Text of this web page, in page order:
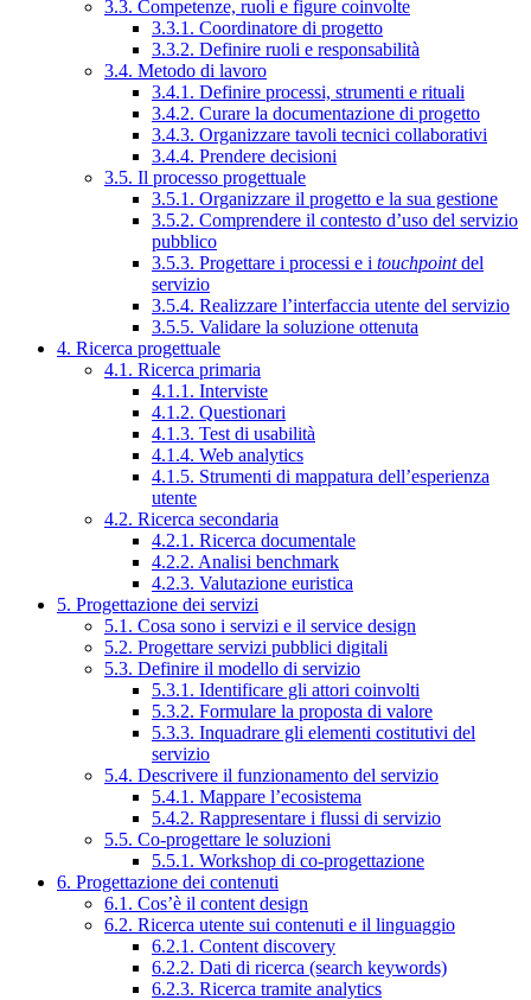
3.3. Competenze, ruoli e figure coinvolte
3.3.1. Coordinatore di progetto
3.3.2. Definire ruoli e responsabilità
3.4. Metodo di lavoro
3.4.1. Definire processi, strumenti e rituali
3.4.2. Curare la documentazione di progetto
3.4.3. Organizzare tavoli tecnici collaborativi
3.4.4. Prendere decisioni
3.5. Il processo progettuale
3.5.1. Organizzare il progetto e la sua gestione
3.5.2. Comprendere il contesto d’uso del servizio
pubblico
3.5.3. Progettare i processi e i touchpointdel
servizio
3.5.4. Realizzare l’interfaccia utente del servizio
3.5.5. Validare la soluzione ottenuta
4. Ricerca progettuale
4.1. Ricerca primaria
4.1.1. Interviste
4.1.2. Questionari
4.1.3. Test di usabilità
4.1.4. Web analytics
4.1.5. Strumenti di mappatura dell’esperienza
utente
4.2. Ricerca secondaria
4.2.1. Ricerca documentale
4.2.2. Analisi benchmark
4.2.3. Valutazione euristica
5. Progettazione dei servizi
5.1. Cosa sono i servizi e il service design
5.2. Progettare servizi pubblici digitali
5.3. Definire il modello di servizio
5.3.1. Identificare gli attori coinvolti
5.3.2. Formulare la proposta di valore
5.3.3. Inquadrare gli elementi costitutivi del
servizio
5.4. Descrivere il funzionamento del servizio
5.4.1. Mappare l’ecosistema
5.4.2. Rappresentare i flussi di servizio
5.5. Co-progettare le soluzioni
5.5.1. Workshop di co-progettazione
6. Progettazione dei contenuti
6.1. Cos’è il content design
6.2. Ricerca utente sui contenuti e il linguaggio
6.2.1. Content discovery
6.2.2. Dati di ricerca (search keywords)
6.2.3. Ricerca tramite analytics